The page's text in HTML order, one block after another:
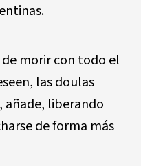
morir con todo el
las doulas
añade, liberando
de forma más